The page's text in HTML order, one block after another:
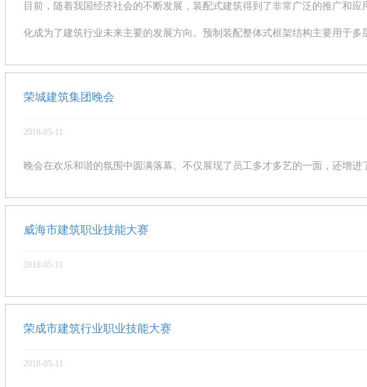
目前，随着我国经济社会的不断发展，装配式建筑得到了非常广泛的推广和
化成为了建筑行业未来主要的发展方向。预制装配整体式框架结构主要用于
荣城建筑集团晚会
2018-05-11
晚会在欢乐和谐的氛围中圆满落幕。不仅展现了员工多才多艺的一面，还增进
威海市建筑职业技能大赛
2018-05-11
荣成市建筑行业职业技能大赛
2018-05-11